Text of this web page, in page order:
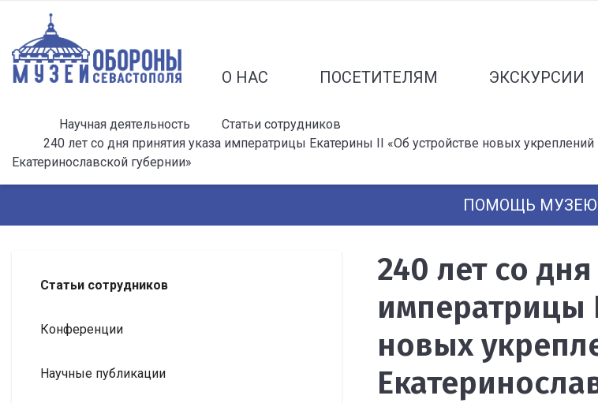
О НАС ПОСЕТИТЕЛЯМ ЭКСКУРСИИ
Научная деятельность
Статьи сотрудников
240 лет со дня принятия указа императрицы Екатерины II «Об устройстве новых
Екатеринославской губернии»
ПОМОЩЬ МУЗЕЮ
Статьи сотрудников
Конференции
Научные публикации
240 лет со
императрицы
новых